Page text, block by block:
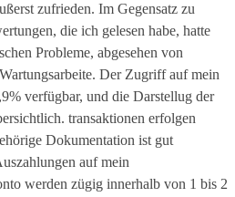
zufrieden. Im Gegensatz zu
die ich gelesen habe, hatte
Probleme, abgesehen von
Der Zugriff auf mein
verfügbar, und die Darstellug der
transaktionen erfolgen
Dokumentation ist gut
auf mein
werden zügig innerhalb von 1 bis 2